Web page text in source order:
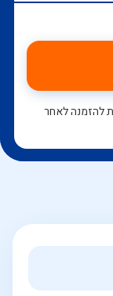
להזמנה לאחר